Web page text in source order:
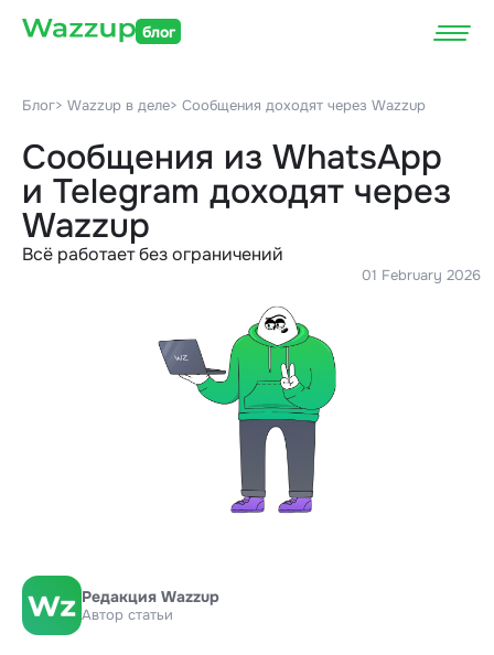
блог
Блог> Wazzup в деле> Сообщения доходят через Wazzup
Сообщения из WhatsApp
и Telegram доходят через
Wazzup
Всё работает без ограничений
01 February 2026
Редакция Wazzup
Автор статьи